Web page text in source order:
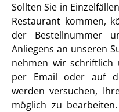
Sollten Sie in
Restaurant kommen,
der Bestellnummer
Anliegens an unseren
nehmen wir schriftlich
per Email oder auf
werden versuchen,
möglich zu